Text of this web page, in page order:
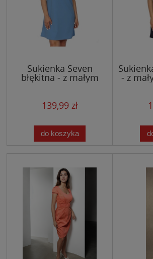
Sukienka Seven
błękitna - z małym
rękawkiem w literkę A
139,99 zł
do koszyka
- z